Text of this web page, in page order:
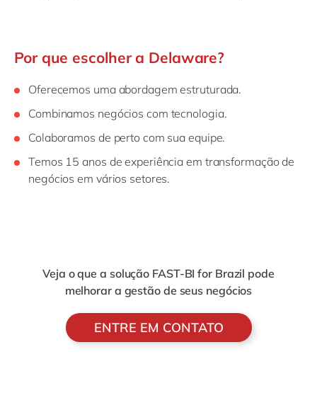
Por que escolher a Delaware?
Oferecemos uma abordagem estruturada.
Combinamos negócios com tecnologia.
Colaboramos de perto com sua equipe.
Temos 15 anos de experiência em transformação de
negócios em vários setores.
Veja o que a solução FAST-BI for Brazil pode
melhorar a gestão de seus negócios
ENTRE EM CONTATO